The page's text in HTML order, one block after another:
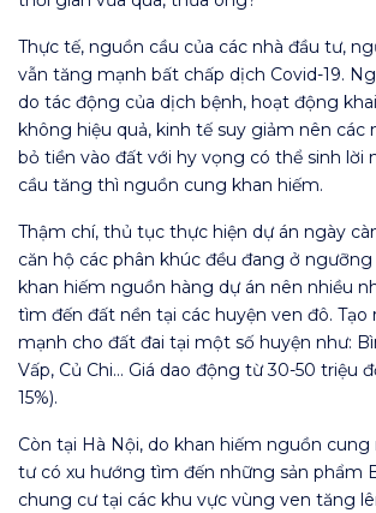
Thực tế, nguồn cầu của các nhà đầu tư,
vẫn tăng mạnh bất chấp dịch Covid-19.
do tác động của dịch bệnh, hoạt động
không hiệu quả, kinh tế suy giảm nên các
bỏ tiền vào đất với hy vọng có thể sinh lời
cầu tăng thì nguồn cung khan hiếm.
Thậm chí, thủ tục thực hiện dự án ngày
căn hộ các phân khúc đều đang ở ngưỡng
khan hiếm nguồn hàng dự án nên nhiều
tìm đến đất nền tại các huyện ven đô. Tạo
mạnh cho đất đai tại một số huyện như:
Vấp, Củ Chi… Giá dao động từ 30-50 triệu
15%).
Còn tại Hà Nội, do khan hiếm nguồn
tư có xu hướng tìm đến những sản phẩm
chung cư tại các khu vực vùng ven tăng